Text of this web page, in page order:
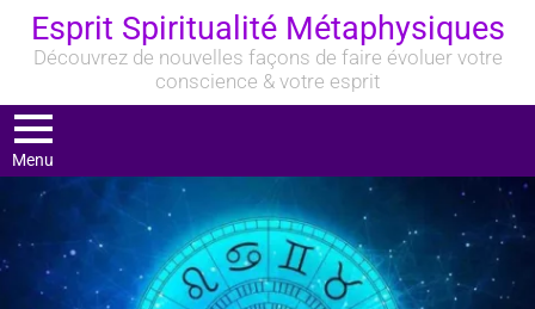
Esprit Spiritualité Métaphysiques
Découvrez de nouvelles façons de faire évoluer votre
conscience & votre esprit
Menu
DERNIERS
ARTICLES